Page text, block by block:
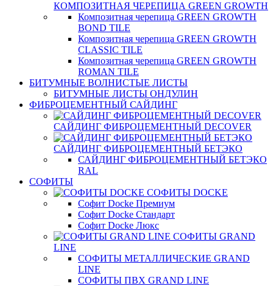
КОМПОЗИТНАЯ ЧЕРЕПИЦА GREEN GROWTH
Композитная черепица GREEN GROWTH
BOND TILE
Композитная черепица GREEN GROWTH
CLASSIC TILE
Композитная черепица GREEN GROWTH
ROMAN TILE
БИТУМНЫЕ ВОЛНИСТЫЕ ЛИСТЫ
БИТУМНЫЕ ЛИСТЫ ОНДУЛИН
ФИБРОЦЕМЕНТНЫЙ САЙДИНГ
САЙДИНГ ФИБРОЦЕМЕНТНЫЙ DECOVER
САЙДИНГ ФИБРОЦЕМЕНТНЫЙ БЕТЭКО
САЙДИНГ ФИБРОЦЕМЕНТНЫЙ БЕТЭКО
RAL
СОФИТЫ
СОФИТЫ DOCKE
Софит Docke Премиум
Софит Docke Стандарт
Софит Docke Люкс
СОФИТЫ GRAND
LINE
СОФИТЫ МЕТАЛЛИЧЕСКИЕ GRAND
LINE
СОФИТЫ ПВХ GRAND LINE